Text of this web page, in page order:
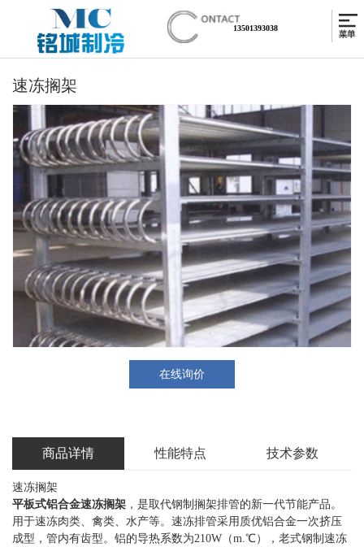
13501393038
速冻搁架
在线询价
商品详情 性能特点 技术参数
速冻搁架
平板式铝合金速冻搁架 ，是取代钢制搁架排管的新一代节能产品。
用于速冻肉类、禽类、水产等。速冻排管采用质优铝合金一次挤压
成型，管内有齿型。铝的导热系数为210W（m.℃），老式钢制速冻